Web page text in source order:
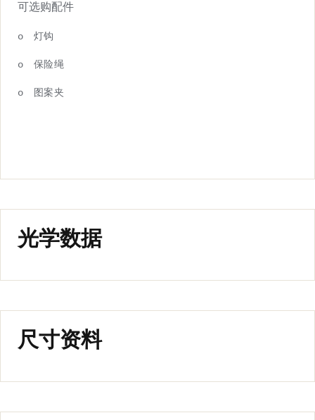
可选购配件
o 灯钩
o 保险绳
o 图案夹
光学数据
尺寸资料